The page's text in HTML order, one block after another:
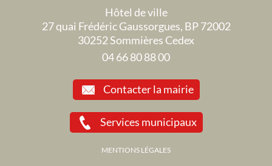
Hôtel de ville
27 quai Frédéric Gaussorgues, BP 72002
30252 Sommières Cedex
04 66 80 88 00
Contacter la mairie
Services municipaux
MENTIONS LÉGALES